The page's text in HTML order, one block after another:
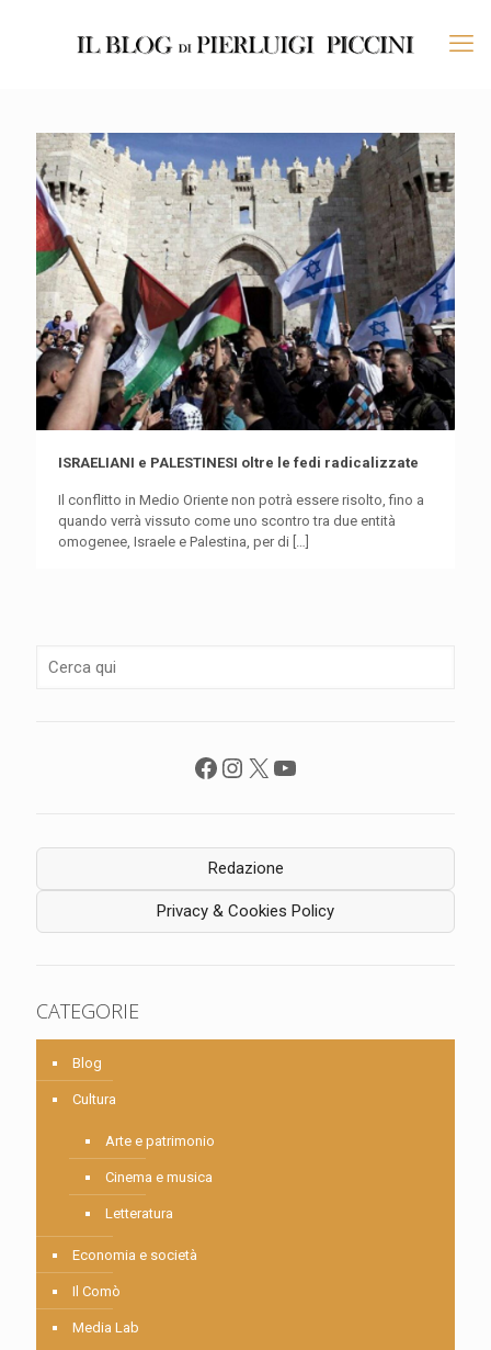
ISRAELIANI e PALESTINESI oltre le fedi radicalizzate
Il conflitto in Medio Oriente non potrà essere risolto, fino a
quando verrà vissuto come uno scontro tra due entità
omogenee, Israele e Palestina, per di […]
Facebook
Instagram
X YouTube
Redazione
Privacy & Cookies Policy
CATEGORIE
Blog
Cultura
Arte e patrimonio
Cinema e musica
Letteratura
Economia e società
Il Comò
Media Lab